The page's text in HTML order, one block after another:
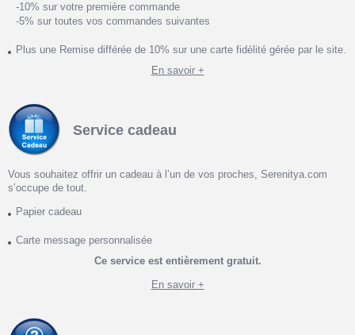
-10% sur votre première commande
-5% sur toutes vos commandes suivantes
Plus une Remise différée de 10% sur une carte fidélité gérée par le site.
En savoir +
Service cadeau
Vous souhaitez offrir un cadeau à l’un de vos proches, Serenitya.com
s’occupe de tout.
Papier cadeau
Carte message personnalisée
Ce service est entièrement gratuit.
En savoir +